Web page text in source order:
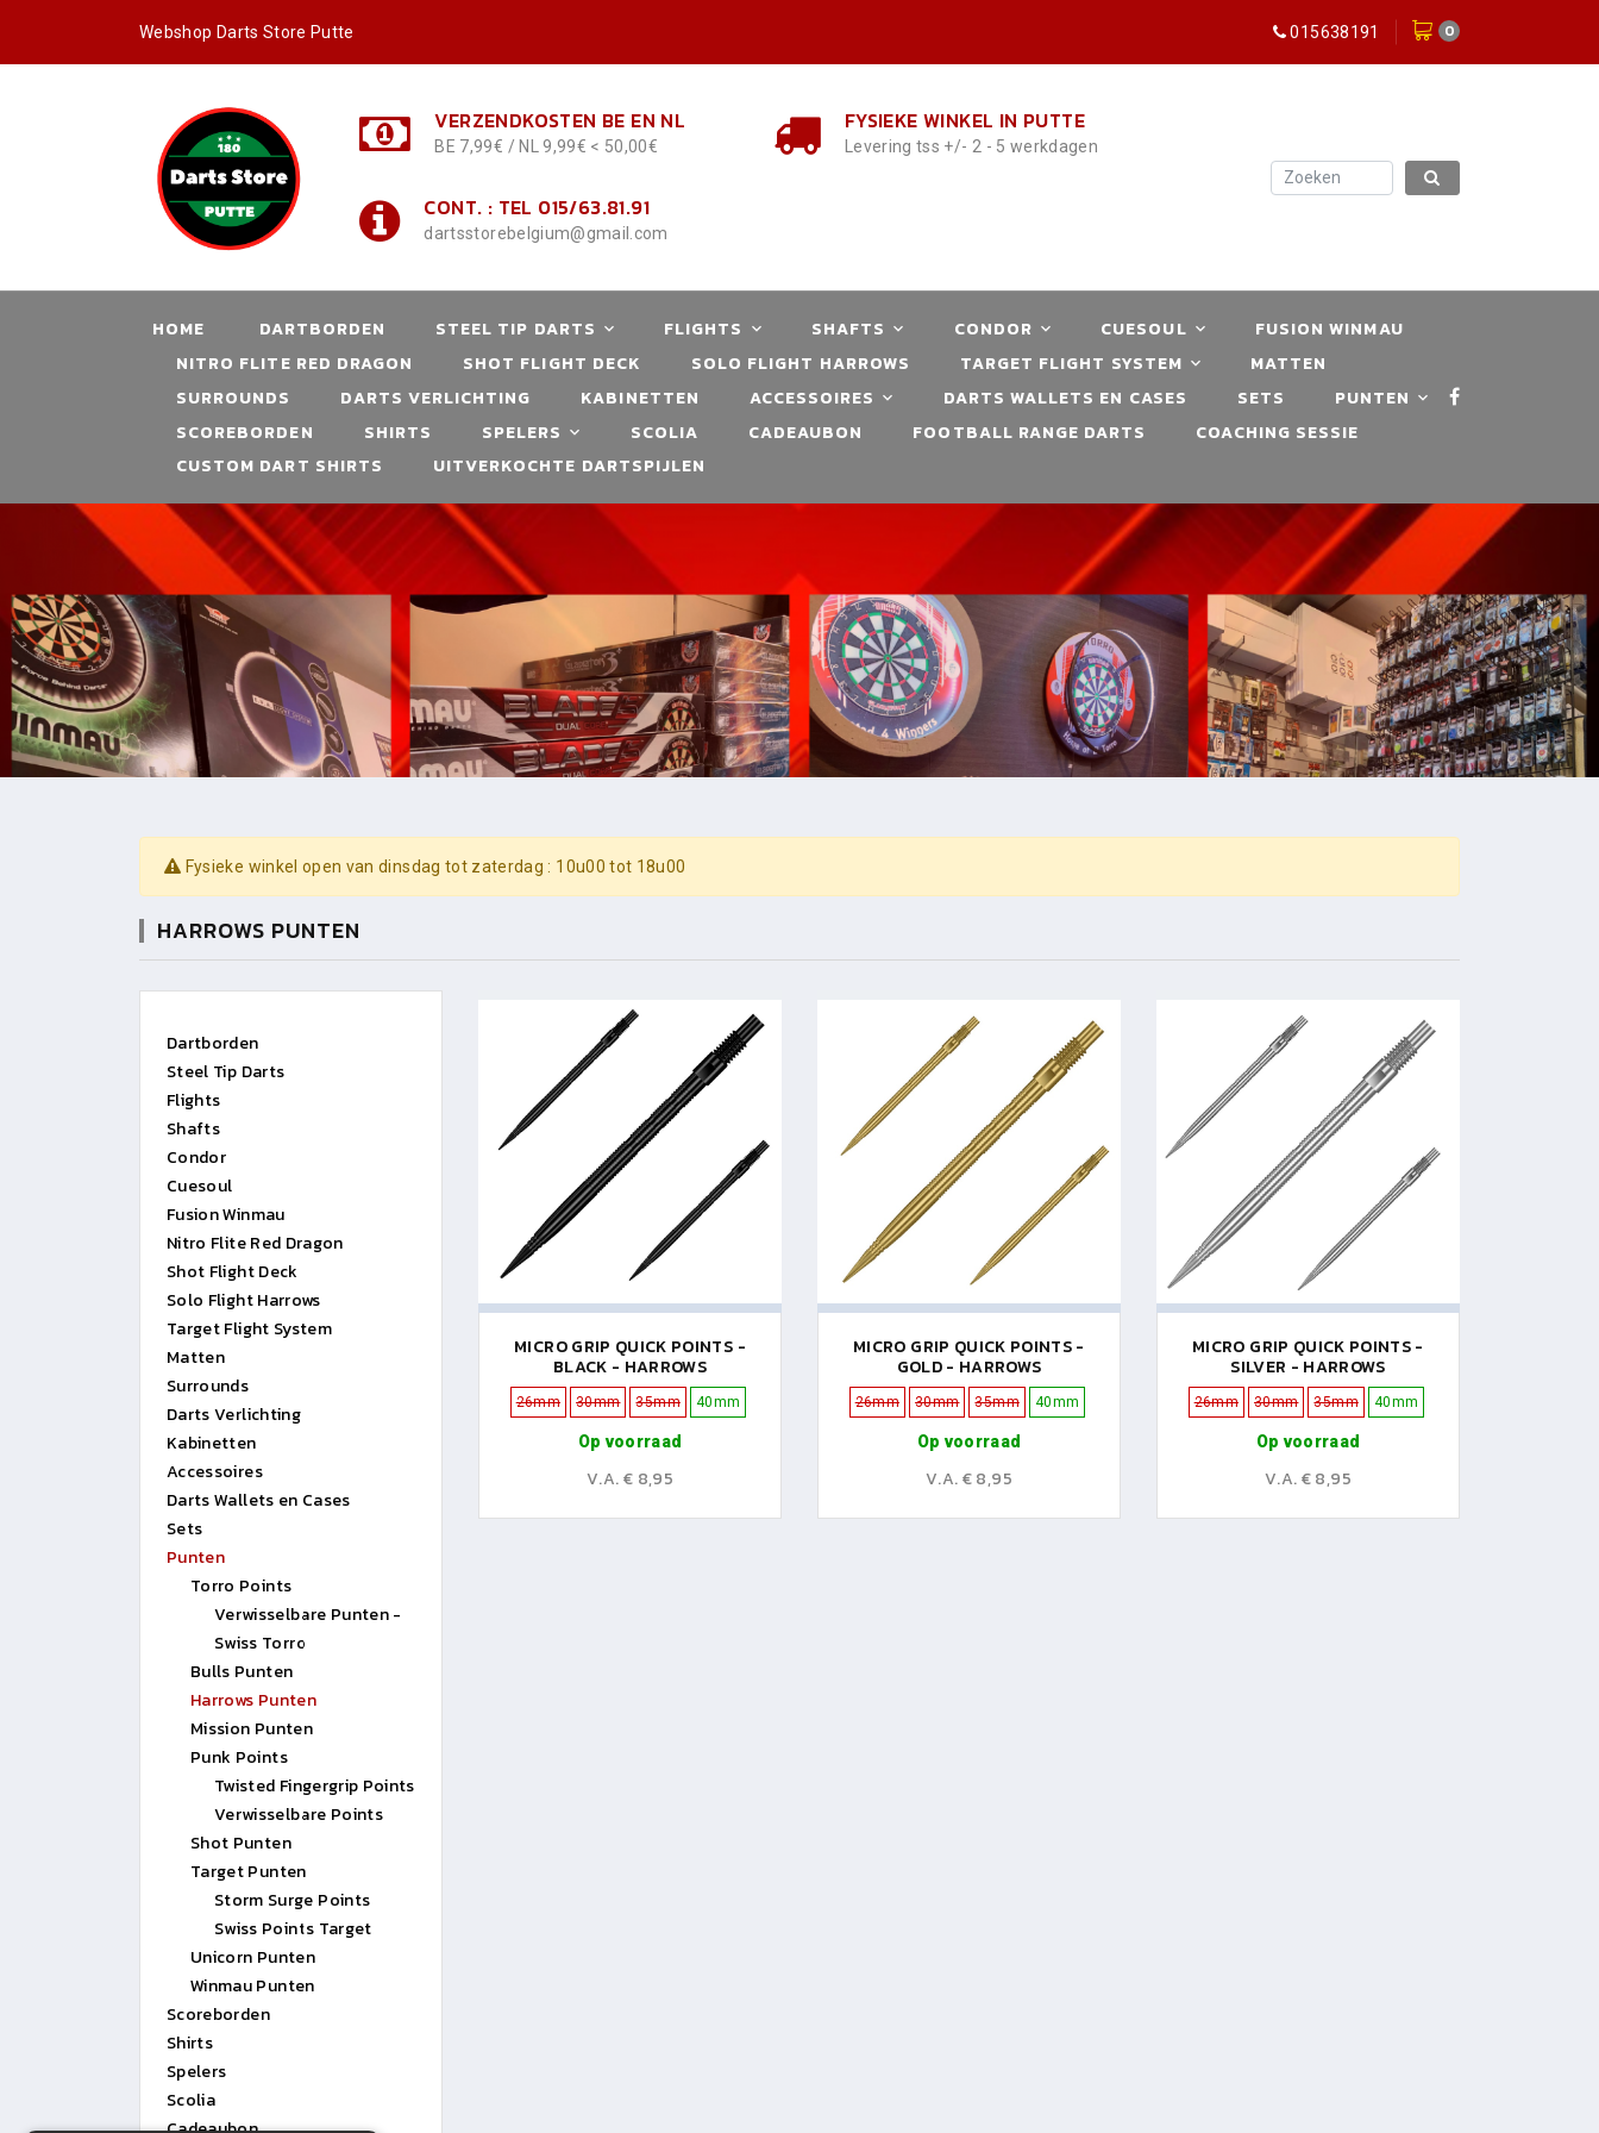
Webshop Darts Store Putte 015638191 0
VERZENDKOSTEN BE EN NL
BE 7,99€ / NL 9,99€ < 50,00€
FYSIEKE WINKEL IN PUTTE
Levering tss +/- 2 - 5 werkdagen
CONT. : TEL 015/63.81.91
dartsstorebelgium@gmail.com
HOME DARTBORDEN STEEL TIP DARTS FLIGHTS SHAFTS CONDOR CUESOUL
FUSION WINMAU
NITRO FLITE RED DRAGON
SHOT FLIGHT DECK SOLO FLIGHT HARROWS TARGET FLIGHT SYSTEM
MATTEN
SURROUNDS
DARTS VERLICHTING KABINETTEN ACCESSOIRES DARTS WALLETS EN CASES SETS
PUNTEN
SCOREBORDEN
SHIRTS SPELERS SCOLIA CADEAUBON FOOTBALL RANGE DARTS
COACHING SESSIE
CUSTOM DART SHIRTS
UITVERKOCHTE DARTSPIJLEN
Fysieke winkel open van dinsdag tot zaterdag : 10u00 tot 18u00
HARROWS PUNTEN
Dartborden
Steel Tip Darts
Flights
Shafts
Condor
Cuesoul
Fusion Winmau
Nitro Flite Red Dragon
Shot Flight Deck
Solo Flight Harrows
Target Flight System
Matten
Surrounds
Darts Verlichting
Kabinetten
Accessoires
Darts Wallets en Cases
Sets
Punten
Torro Points
Verwisselbare Punten -
Swiss Torro
Bulls Punten
Harrows Punten
Mission Punten
Punk Points
Twisted Fingergrip Points
Verwisselbare Points
Shot Punten
Target Punten
Storm Surge Points
Swiss Points Target
Unicorn Punten
Winmau Punten
Scoreborden
Shirts
Spelers
Scolia
MICRO GRIP QUICK POINTS -
BLACK - HARROWS
26mm 30mm 35mm 40mm
Op voorraad
V.A. € 8,95
MICRO GRIP QUICK POINTS -
GOLD - HARROWS
26mm 30mm 35mm 40mm
Op voorraad
V.A. € 8,95
MICRO GRIP QUICK POINTS -
SILVER - HARROWS
26mm 30mm 35mm 40mm
Op voorraad
V.A. € 8,95